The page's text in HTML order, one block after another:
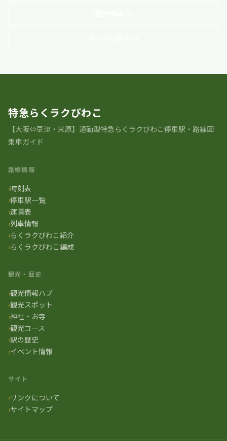
特急らくラクびわこ
【大阪⇔草津・米原】通勤型特急らくラクびわこ停車駅・路線図
乗車ガイド
路線情報
時刻表
停車駅一覧
運賃表
列車情報
らくラクびわこ紹介
らくラクびわこ編成
観光・歴史
観光情報ハブ
観光スポット
神社・お寺
観光コース
駅の歴史
イベント情報
サイト
リンクについて
サイトマップ